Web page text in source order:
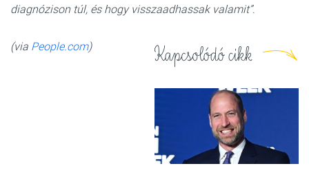
diagnózison túl, és hogy visszaadhassak valamit”.
Kapcsolódó cikk
(via People.com)